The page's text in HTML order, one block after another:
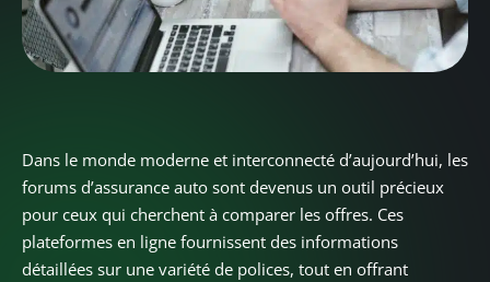
Dans le monde moderne et interconnecté d’aujourd’hui, les
forums d’assurance auto sont devenus un outil précieux
pour ceux qui cherchent à comparer les offres. Ces
plateformes en ligne fournissent des informations
détaillées sur une variété de polices, tout en offrant